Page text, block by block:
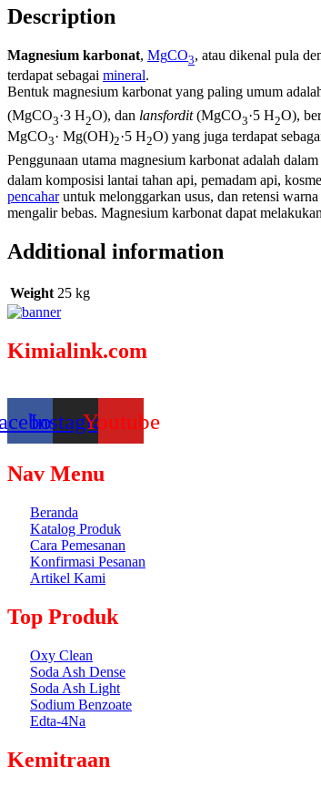
Description
Magnesium karbonat, MgCO3, atau dikenal pula
terdapat sebagai mineral.
Bentuk magnesium karbonat yang paling umum
(MgCO3·3 H2O), dan lansfordit(MgCO3·5 H2O),
MgCO3· Mg(OH)2·5 H2O) yang juga terdapat
Penggunaan utama magnesium karbonat adalah
dalam komposisi lantai tahan api, pemadam api,
pencaharuntuk melonggarkan usus, dan retensi
mengalir bebas. Magnesium karbonat dapat
Additional information
Weight 25 kg
Kimialink.com
InstagramYoutube
Nav Menu
Beranda
Katalog Produk
Cara Pemesanan
Konfirmasi Pesanan
Artikel Kami
Top Produk
Oxy Clean
Soda Ash Dense
Soda Ash Light
Sodium Benzoate
Edta-4Na
Kemitraan